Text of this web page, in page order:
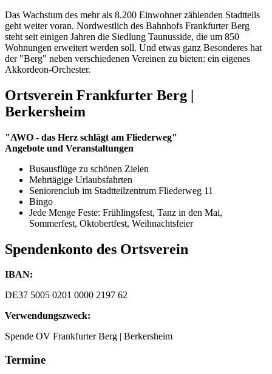
Das Wachstum des mehr als 8.200 Einwohner zählenden Stadtteils
geht weiter voran. Nordwestlich des Bahnhofs Frankfurter Berg
steht seit einigen Jahren die Siedlung Taunusside, die um 850
Wohnungen erweitert werden soll. Und etwas ganz Besonderes hat
der "Berg" neben verschiedenen Vereinen zu bieten: ein eigenes
Akkordeon-Orchester.
Ortsverein Frankfurter Berg |
Berkersheim
"AWO - das Herz schlägt am Fliederweg"
Angebote und Veranstaltungen
Busausflüge zu schönen Zielen
Mehrtägige Urlaubsfahrten
Seniorenclub im Stadtteilzentrum Fliederweg 11
Bingo
Jede Menge Feste: Frühlingsfest, Tanz in den Mai,
Sommerfest, Oktobertfest, Weihnachtsfeier
Spendenkonto des Ortsverein
IBAN:
DE37 5005 0201 0000 2197 62
Verwendungszweck:
Spende OV Frankfurter Berg | Berkersheim
Termine